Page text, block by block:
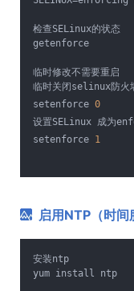
检查SELinux的状态
getenforce
临时修改不需要重启
临时关闭selinux防火
setenforce 0
设置SELinux 成为
setenforce 1
启用NTP（时间
安装ntp
yum install ntp